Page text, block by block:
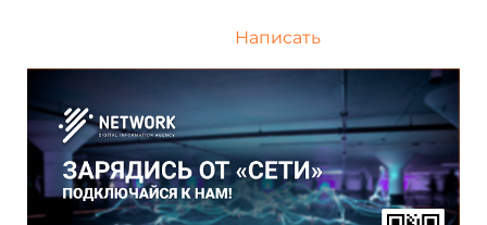
Написать